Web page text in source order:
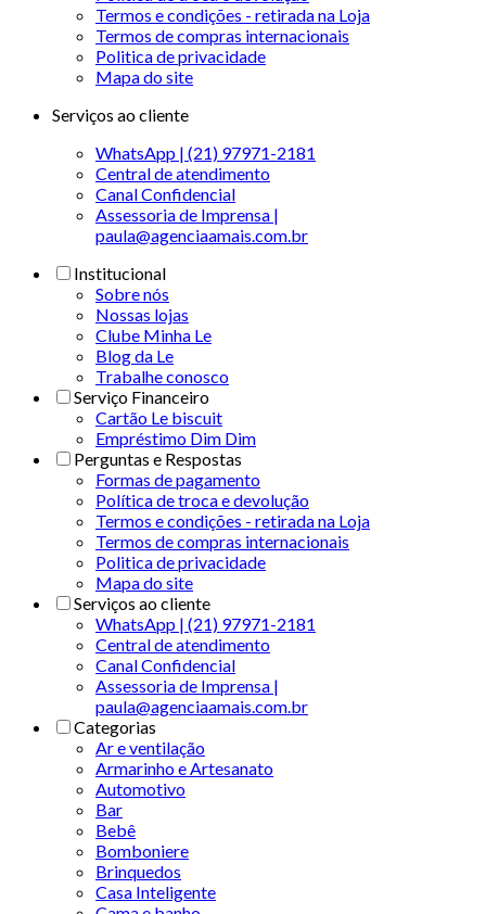
Termos e condições - retirada na Loja
Termos de compras internacionais
Politica de privacidade
Mapa do site
Serviços ao cliente
WhatsApp | (21) 97971-2181
Central de atendimento
Canal Confidencial
Assessoria de Imprensa |
paula@agenciaamais.com.br
Institucional
Sobre nós
Nossas lojas
Clube Minha Le
Blog da Le
Trabalhe conosco
Serviço Financeiro
Cartão Le biscuit
Empréstimo Dim Dim
Perguntas e Respostas
Formas de pagamento
Política de troca e devolução
Termos e condições - retirada na Loja
Termos de compras internacionais
Politica de privacidade
Mapa do site
Serviços ao cliente
WhatsApp | (21) 97971-2181
Central de atendimento
Canal Confidencial
Assessoria de Imprensa |
paula@agenciaamais.com.br
Categorias
Ar e ventilação
Armarinho e Artesanato
Automotivo
Bar
Bebê
Bomboniere
Brinquedos
Casa Inteligente